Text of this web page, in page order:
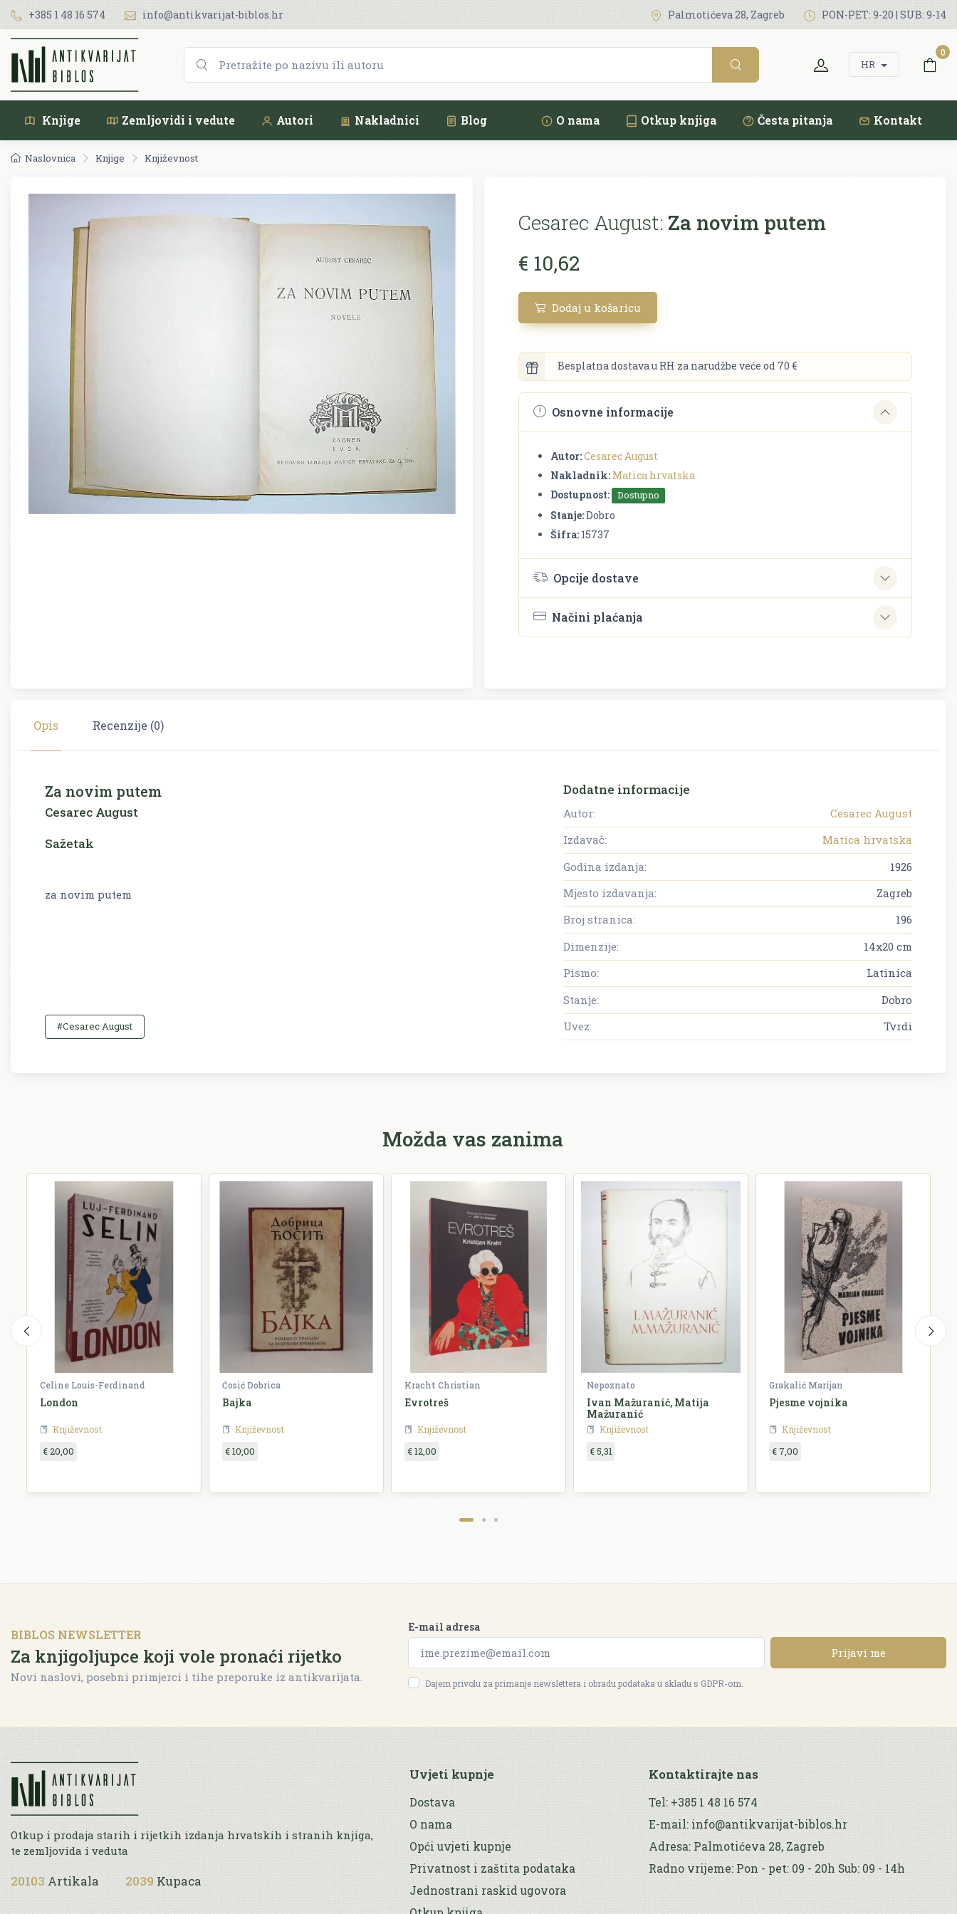
+385 1 48 16 574 info@antikvarijat-biblos.hr Palmotićeva 28, Zagreb PON-PET: 9-20 | SUB: 9-14
HR
0
Knjige Zemljovidi i vedute Autori Nakladnici Blog O nama Otkup knjiga Česta pitanja Kontakt
Naslovnica Knjige Književnost
Cesarec August: Za novim putem
€ 10,62
Dodaj u košaricu
Besplatna dostava u RH za narudžbe veće od 70 €
Osnovne informacije
Autor:Cesarec August
Nakladnik: Matica hrvatska
Dostupnost:
Dostupno
Stanje:Dobro
Šifra: 15737
Opcije dostave
Načini plaćanja
Opis Recenzije (0)
Za novim putem
Cesarec August
Sažetak
za novim putem
#Cesarec August
Dodatne informacije
Autor:
Cesarec August
Izdavač:
Matica hrvatska
Godina izdanja:
1926
Mjesto izdavanja:
Zagreb
Broj stranica:
196
Dimenzije:
14x20 cm
Pismo:
Latinica
Stanje:
Dobro
Uvez:
Tvrdi
Možda vas zanima
Celine Louis-Ferdinand
London
Književnost
€ 20,00
Ćosić Dobrica
Bajka
Književnost
€ 10,00
Kracht Christian
Evrotreš
Književnost
€ 12,00
Nepoznato
Ivan Mažuranić, Matija
Mažuranić
Književnost
€ 5,31
Grakalić Marijan
Pjesme vojnika
Književnost
€ 7,00
BIBLOS NEWSLETTER
Za knjigoljupce koji vole pronaći rijetko
Novi naslovi, posebni primjerci i tihe preporuke iz antikvarijata.
E-mail adresa
Prijavi me
Dajem privolu za primanje newslettera i obradu podataka u skladu s GDPR-om.
Otkup i prodaja starih i rijetkih izdanja hrvatskih i stranih knjiga,
te zemljovida i veduta
20103 Artikala 2039 Kupaca
Uvjeti kupnje
Dostava
O nama
Opći uvjeti kupnje
Privatnost i zaštita podataka
Jednostrani raskid ugovora
Kontaktirajte nas
Tel: +385 1 48 16 574
E-mail: info@antikvarijat-biblos.hr
Adresa: Palmotićeva 28, Zagreb
Radno vrijeme: Pon - pet: 09 - 20h Sub: 09 - 14h